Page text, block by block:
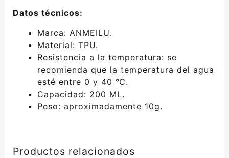
Datos técnicos:
Marca: ANMEILU.
Material: TPU.
Resistencia a la temperatura: se
recomienda que la temperatura del agua
esté entre 0 y 40 ℃.
Capacidad: 200 ML.
Peso: aproximadamente 10g.
Productos relacionados